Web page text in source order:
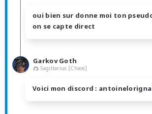
oui bien sur donne moi ton
on se capte direct
Garkov Goth
Sagittarius [Chaos]
Voici mon discord :